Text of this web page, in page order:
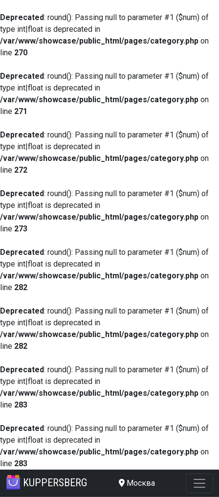
Deprecated: round(): Passing null to parameter #1 ($num) of
type int|float is deprecated in
/var/www/showcase/public_html/pages/category.php on
line 270
Deprecated: round(): Passing null to parameter #1 ($num) of
type int|float is deprecated in
/var/www/showcase/public_html/pages/category.php on
line 271
Deprecated: round(): Passing null to parameter #1 ($num) of
type int|float is deprecated in
/var/www/showcase/public_html/pages/category.php on
line 272
Deprecated: round(): Passing null to parameter #1 ($num) of
type int|float is deprecated in
/var/www/showcase/public_html/pages/category.php on
line 273
Deprecated: round(): Passing null to parameter #1 ($num) of
type int|float is deprecated in
/var/www/showcase/public_html/pages/category.php on
line 282
Deprecated: round(): Passing null to parameter #1 ($num) of
type int|float is deprecated in
/var/www/showcase/public_html/pages/category.php on
line 282
Deprecated: round(): Passing null to parameter #1 ($num) of
type int|float is deprecated in
/var/www/showcase/public_html/pages/category.php on
line 283
Deprecated: round(): Passing null to parameter #1 ($num) of
type int|float is deprecated in
/var/www/showcase/public_html/pages/category.php on
line 283
KUPPERSBERG Москва